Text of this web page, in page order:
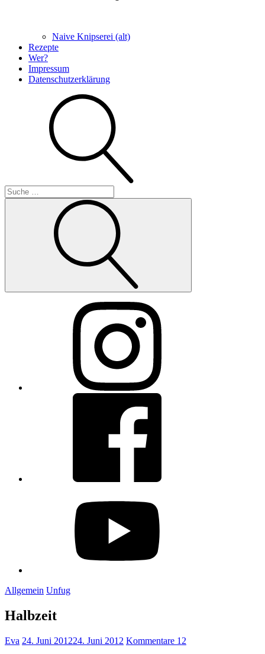
Naive Knipserei (alt)
Rezepte
Wer?
Impressum
Datenschutzerklärung
Allgemein Unfug
Halbzeit
Eva 24. Juni 201224. Juni 2012 Kommentare 12